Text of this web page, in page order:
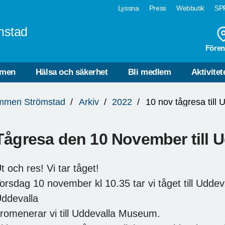
Lyssna Press Webbutik
Hälsa och säkerhet Bli medlem
Strömstad Arkiv 2022 10 nov tågresa till
den 10 November till
och res! Vi tar tåget!
10 november kl 10.35 tar vi tåget till
vi till Uddevalla Museum.